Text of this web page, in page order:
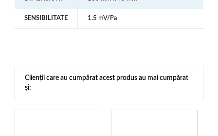
SENSIBILITATE 1.5 mV/Pa
Clienții care au cumpărat acest produs au mai cumpărat
și: